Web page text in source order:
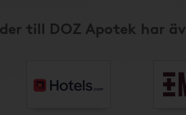
till DOZ Apotek har